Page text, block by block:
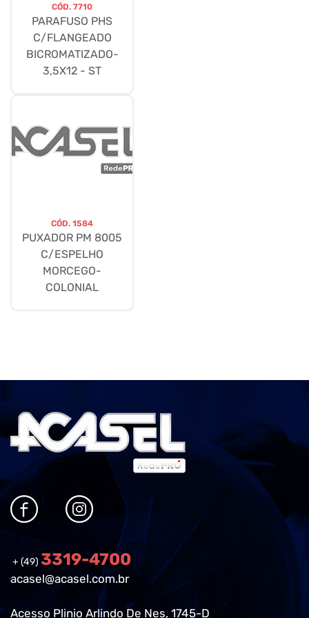
CÓD. 7710
PARAFUSO PHS
C/FLANGEADO
BICROMATIZADO-
3,5X12 - ST
CÓD. 1584
PUXADOR PM 8005
C/ESPELHO
MORCEGO-
COLONIAL
+ (49) 3319-4700
acasel@acasel.com.br
Acesso Plinio Arlindo De Nes, 1745-D